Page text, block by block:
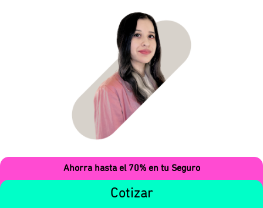
Ahorra hasta el 70% en tu Seguro
Cotizar